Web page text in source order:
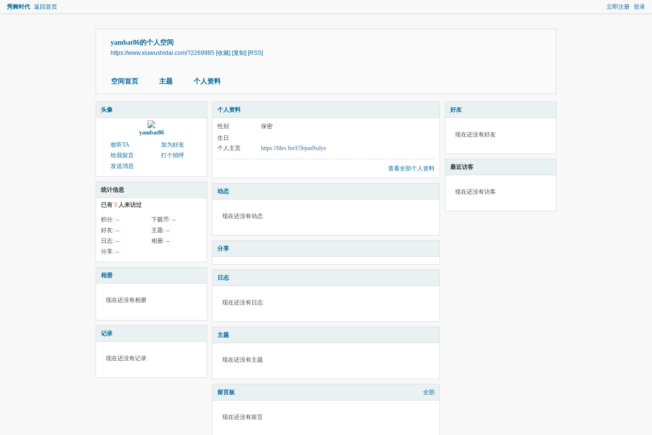
立即注册 登录
秀舞时代 返回首页
yambat86的个人空间
https://www.xiuwushidai.com/?2269985 [收藏] [复制] [RSS]
空间首页 主题 个人资料
头像
yambat86
收听TA
加为好友
给我留言
打个招呼
发送消息
统计信息
已有 5 人来访过
积分: -- 下载币: --
好友: -- 主题: --
日志: -- 相册: --
分享: --
相册
现在还没有相册
记录
现在还没有记录
个人资料
性别
保密
生日
个人主页
https://files.fm/f/5bjun9xdye
查看全部个人资料
动态
现在还没有动态
分享
日志
现在还没有日志
主题
现在还没有主题
留言板 全部
现在还没有留言
好友
现在还没有好友
最近访客
现在还没有访客